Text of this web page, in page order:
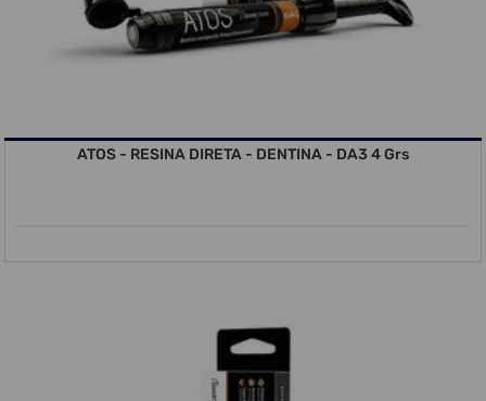
ATOS - RESINA DIRETA - DENTINA - DA3 4 Grs